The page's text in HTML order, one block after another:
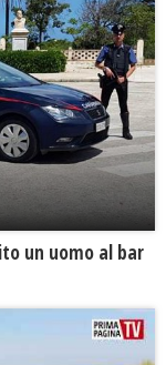
un uomo al bar